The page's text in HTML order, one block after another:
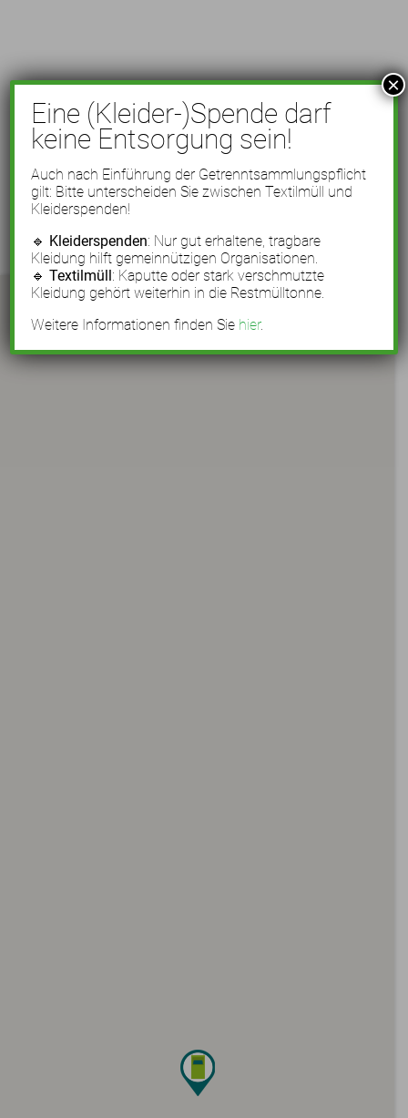
Eine (Kleider-)Spende darf
keine Entsorgung sein!
Auch nach Einführung der Getrenntsammlungspflicht
gilt: Bitte unterscheiden Sie zwischen Textilmüll und
Kleiderspenden!
🔹 Kleiderspenden: Nur gut erhaltene, tragbare
Kleidung hilft gemeinnützigen Organisationen.
🔹Textilmüll: Kaputte oder stark verschmutzte
Kleidung gehört weiterhin in die Restmülltonne.
Weitere Informationen finden Sie hier.
×